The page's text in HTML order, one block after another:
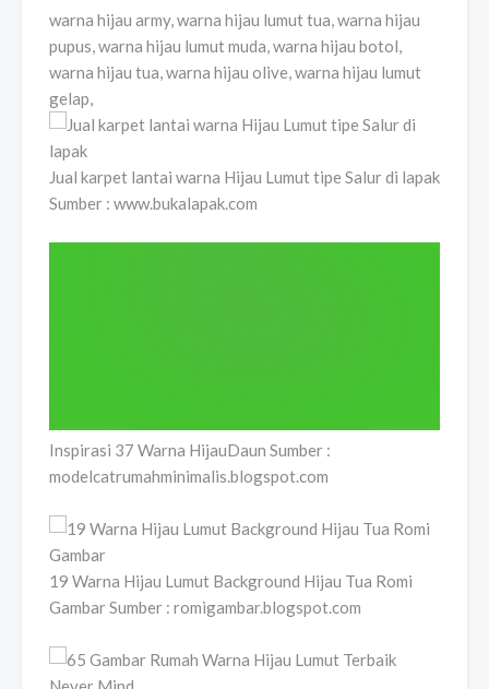
warna hijau army, warna hijau lumut tua, warna hijau
pupus, warna hijau lumut muda, warna hijau botol,
warna hijau tua, warna hijau olive, warna hijau lumut
gelap,
Jual karpet lantai warna Hijau Lumut tipe Salur di lapak
Sumber : www.bukalapak.com
Inspirasi 37 Warna HijauDaun Sumber :
modelcatrumahminimalis.blogspot.com
19 Warna Hijau Lumut Background Hijau Tua Romi
Gambar Sumber : romigambar.blogspot.com